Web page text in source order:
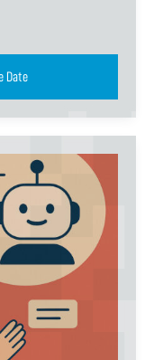
Vedi tutti i Dettagli e le Date